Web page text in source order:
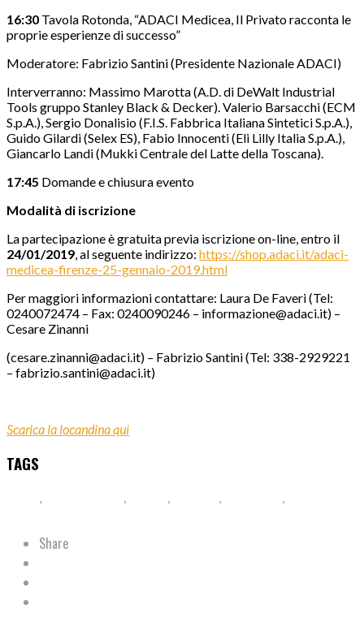
16:30 Tavola Rotonda, “ADACI Medicea, Il Privato racconta le
proprie esperienze di successo”
Moderatore: Fabrizio Santini (Presidente Nazionale ADACI)
Interverranno: Massimo Marotta (A.D. di DeWalt Industrial
Tools gruppo Stanley Black & Decker). Valerio Barsacchi (ECM
S.p.A.), Sergio Donalisio (F.I.S. Fabbrica Italiana Sintetici S.p.A.),
Guido Gilardi (Selex ES), Fabio Innocenti (Eli Lilly Italia S.p.A.),
Giancarlo Landi (Mukki Centrale del Latte della Toscana).
17:45 Domande e chiusura evento
Modalità di iscrizione
La partecipazione è gratuita previa iscrizione on-line, entro il
24/01/2019, al seguente indirizzo: https://shop.adaci.it/adaci-
medicea-firenze-25-gennaio-2019.html
Per maggiori informazioni contattare: Laura De Faveri (Tel:
0240072474 – Fax: 0240090246 – informazione@adaci.it) –
Cesare Zinanni
(cesare.zinanni@adaci.it) – Fabrizio Santini (Tel: 338-2929221
– fabrizio.santini@adaci.it)
Scarica la locandina qui
TAGS
Share